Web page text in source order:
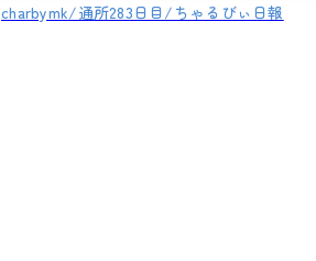
charbymk/通所283日目/ちゃるびぃ日報